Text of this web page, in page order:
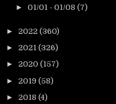
► 01/01 - 01/08 (7)
► 2022 (360)
► 2021 (326)
► 2020 (157)
► 2019 (58)
► 2018 (4)